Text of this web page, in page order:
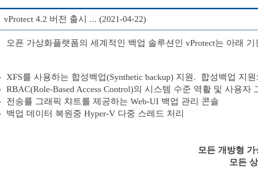
vProtect 4.2 버전 출시 ... (2021-04-22)
오픈 가상화플랫폼의 세계적인 백업 솔루션인 vProtect는 아래
XFS를 사용하는 합성백업(Synthetic backup) 지원. 합성백업 지
RBAC(Role-Based Access Control)의 시스템 수준 역활 및 사용자
전송률 그래픽 챠트를 제공하는 Web-UI 백업 관리 콘솔
백업 데이터 복원중 Hyper-V 다중 스레드 처리
모든 개방형
모든